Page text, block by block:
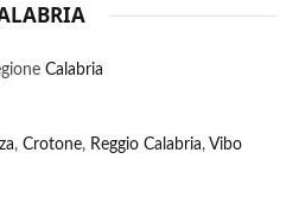
Calabria
, Crotone, Reggio Calabria, Vibo